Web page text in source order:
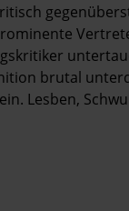
brutal
Lesben,